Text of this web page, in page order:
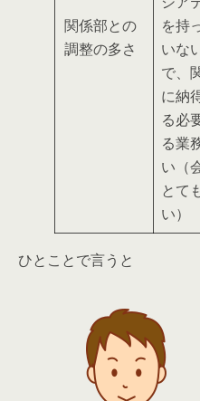
関係部との
調整の多さ
を持
いな
で、
に納
る必
る業
い
とて
い）
ひとことで言うと